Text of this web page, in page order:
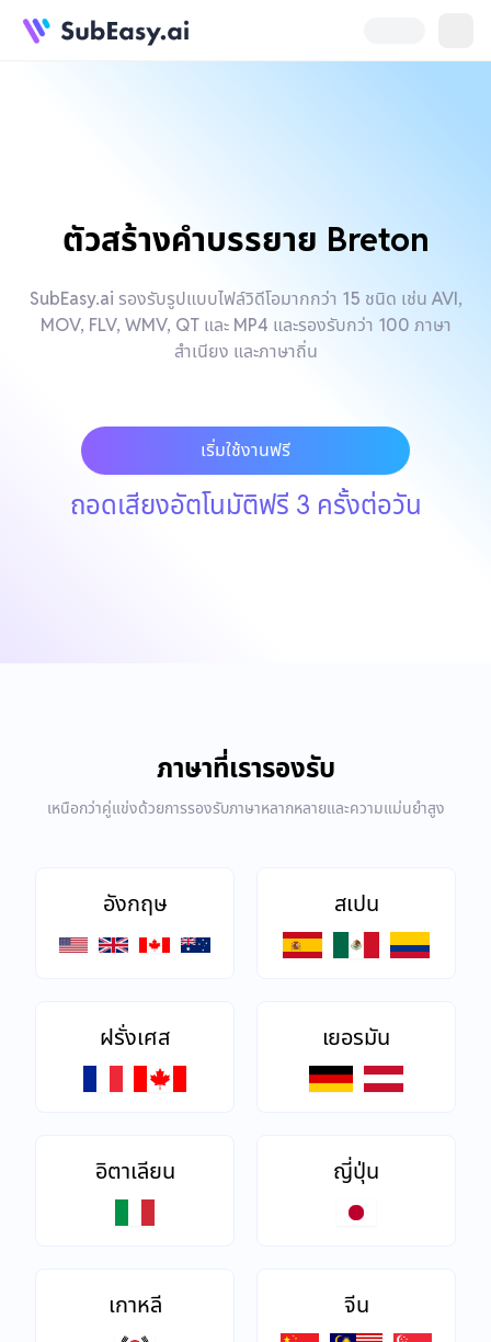
ตัวสร้างคำบรรยาย Breton
SubEasy.ai รองรับรูปแบบไฟล์วิดีโอมากกว่า 15 ชนิด เช่น AVI,
MOV, FLV, WMV, QT และ MP4 และรองรับกว่า 100 ภาษา
สำเนียง และภาษาถิ่น
เริ่มใช้งานฟรี
ถอดเสียงอัตโนมัติฟรี 3 ครั้งต่อวัน
ภาษาที่เรารองรับ
เหนือกว่าคู่แข่งด้วยการรองรับภาษาหลากหลายและความแม่นยำสูง
อังกฤษ สเปน
ฝรั่งเศส เยอรมัน
อิตาเลียน ญี่ปุ่น
เกาหลี จีน